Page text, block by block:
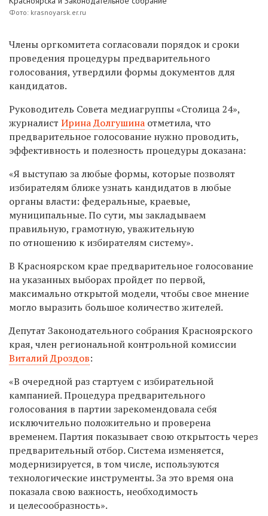
Фото: krasnoyarsk.er.ru
Члены оргкомитета согласовали порядок и сроки
проведения процедуры предварительного
голосования, утвердили формы документов для
кандидатов.
Руководитель Совета медиагруппы «Столица 24»,
журналист Ирина Долгушина отметила, что
предварительное голосование нужно проводить,
эффективность и полезность процедуры доказана:
«Я выступаю за любые формы, которые позволят
избирателям ближе узнать кандидатов в любые
органы власти: федеральные, краевые,
муниципальные. По сути, мы закладываем
правильную, грамотную, уважительную
по отношению к избирателям систему».
В Красноярском крае предварительное голосование
на указанных выборах пройдет по первой,
максимально открытой модели, чтобы свое мнение
могло выразить большое количество жителей.
Депутат Законодательного собрания Красноярского
края, член региональной контрольной комиссии
Виталий Дроздов:
«В очередной раз стартуем с избирательной
кампанией. Процедура предварительного
голосования в партии зарекомендовала себя
исключительно положительно и проверена
временем. Партия показывает свою открытость через
предварительный отбор. Система изменяется,
модернизируется, в том числе, используются
технологические инструменты. За это время она
показала свою важность, необходимость
и целесообразность».